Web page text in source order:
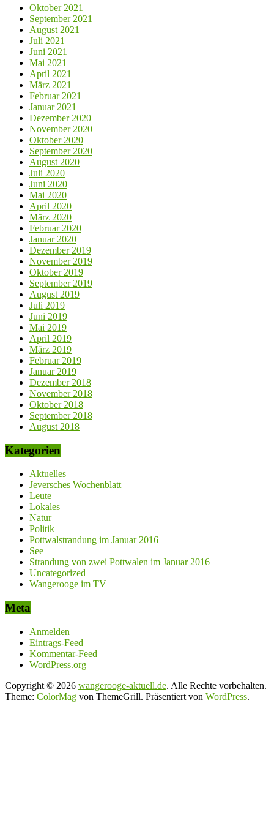
Oktober 2021
September 2021
August 2021
Juli 2021
Juni 2021
Mai 2021
April 2021
März 2021
Februar 2021
Januar 2021
Dezember 2020
November 2020
Oktober 2020
September 2020
August 2020
Juli 2020
Juni 2020
Mai 2020
April 2020
März 2020
Februar 2020
Januar 2020
Dezember 2019
November 2019
Oktober 2019
September 2019
August 2019
Juli 2019
Juni 2019
Mai 2019
April 2019
März 2019
Februar 2019
Januar 2019
Dezember 2018
November 2018
Oktober 2018
September 2018
August 2018
Kategorien
Aktuelles
Jeversches Wochenblatt
Leute
Lokales
Natur
Politik
Pottwalstrandung im Januar 2016
See
Strandung von zwei Pottwalen im Januar 2016
Uncategorized
Wangerooge im TV
Meta
Anmelden
Eintrags-Feed
Kommentar-Feed
WordPress.org
Copyright © 2026 wangerooge-aktuell.de. Alle Rechte vorbehalten.
Theme: ColorMag von ThemeGrill. Präsentiert von WordPress.